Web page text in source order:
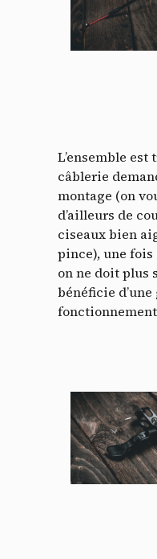
L’ensemble
câblerie
montage (on
d’ailleurs de
ciseaux bien
pince), une fois
on ne doit plus
bénéficie